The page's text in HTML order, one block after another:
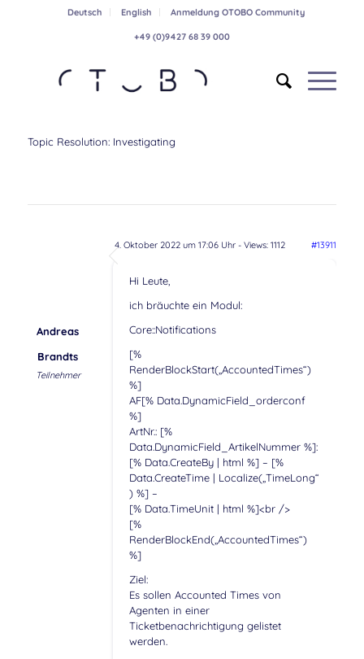
Deutsch English Anmeldung OTOBO Community
+49 (0)9427 68 39 000
Topic Resolution: Investigating
4. Oktober 2022 um 17:06 Uhr- Views: 1112 #13911
Andreas
Brandts
Teilnehmer
Hi Leute,
ich bräuchte ein Modul:
Core::Notifications
[%
RenderBlockStart(„AccountedTimes“)
%]
AF[% Data.DynamicField_orderconf
%]
ArtNr.: [%
Data.DynamicField_ArtikelNummer %]:
[% Data.CreateBy | html %] – [%
Data.CreateTime | Localize(„TimeLong“
) %] –
[% Data.TimeUnit | html %]<br />
[%
RenderBlockEnd(„AccountedTimes“)
%]
Ziel:
Es sollen Accounted Times von
Agenten in einer
Ticketbenachrichtigung gelistet
werden.